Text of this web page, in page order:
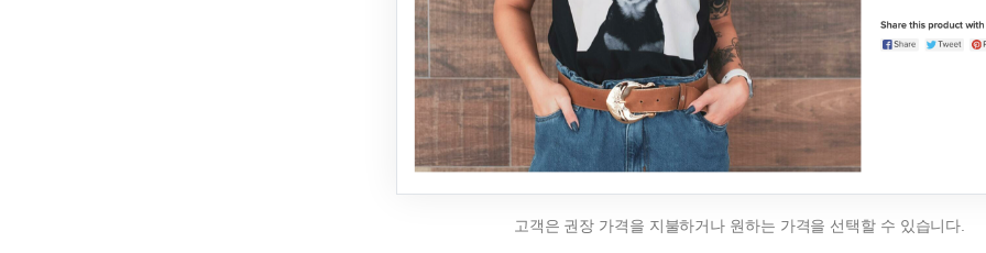
고객은 권장 가격을 지불하거나 원하는 가격을 선택할 수 있습니다.